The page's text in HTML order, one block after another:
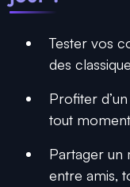
Tester vos
des
Profiter
tout moment
Partager un
entre amis,